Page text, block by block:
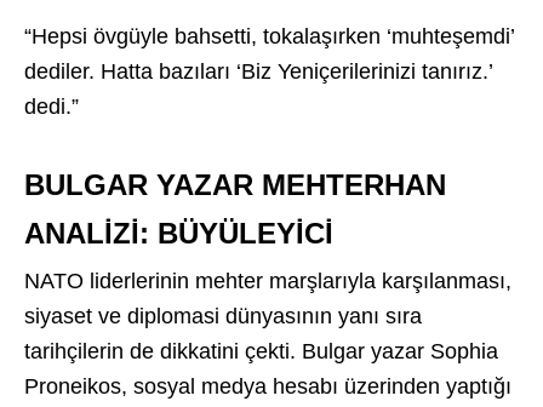
“Hepsi övgüyle bahsetti, tokalaşırken ‘muhteşemdi’
dediler. Hatta bazıları ‘Biz Yeniçerilerinizi tanırız.’
dedi.”
BULGAR YAZAR MEHTERHAN
ANALİZİ: BÜYÜLEYİCİ
NATO liderlerinin mehter marşlarıyla karşılanması,
siyaset ve diplomasi dünyasının yanı sıra
tarihçilerin de dikkatini çekti. Bulgar yazar Sophia
Proneikos, sosyal medya hesabı üzerinden yaptığı